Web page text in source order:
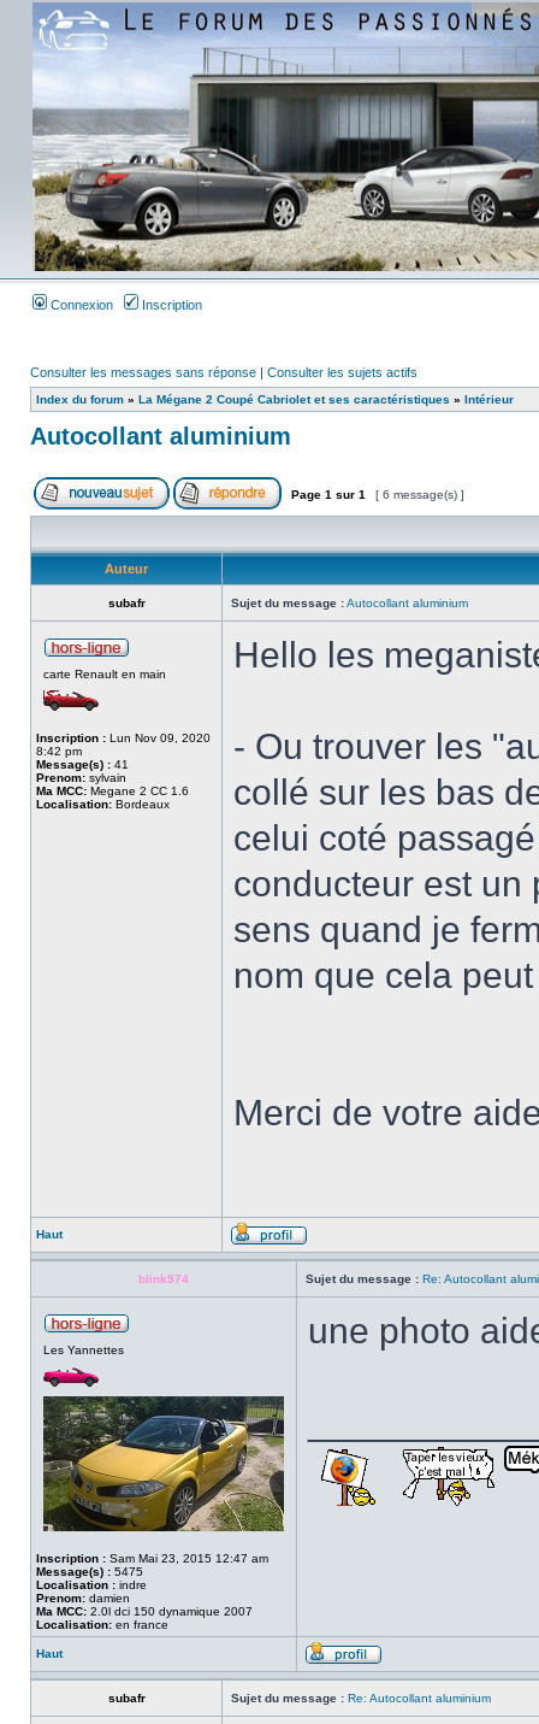
Connexion Inscription
Consulter les messages sans réponse | Consulter les sujets actifs
Index du forum » La Mégane 2 Coupé Cabriolet et ses caractéristiques » Intérieur
Autocollant aluminium
Page 1 sur 1 [ 6 message(s) ]
Auteur
subafr Sujet du message :Autocollant aluminium
carte Renault en main
Inscription : Lun Nov 09, 2020
8:42 pm
Message(s) : 41
Prenom: sylvain
Ma MCC: Megane 2 CC 1.6
Localisation: Bordeaux
Hello les
- Ou trouver les
collé sur les bas
celui coté
conducteur est un
sens quand je
nom que cela
Merci de votre
Haut
blink974 Sujet du message : Re: Autocollant
Les Yannettes
Inscription : Sam Mai 23, 2015 12:47 am
Message(s) : 5475
Localisation : indre
Prenom: damien
Ma MCC: 2.0l dci 150 dynamique 2007
Localisation: en france
une photo
Haut
subafr Sujet du message : Re: Autocollant aluminium